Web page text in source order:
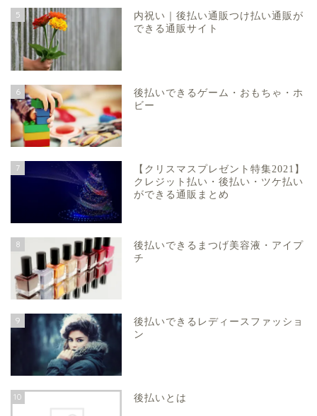
5
内祝い｜後払い通販つけ払い通販が
できる通販サイト
6
後払いできるゲーム・おもちゃ・ホ
ビー
7
【クリスマスプレゼント特集2021】
クレジット払い・後払い・ツケ払い
ができる通販まとめ
8
後払いできるまつげ美容液・アイプ
チ
9
後払いできるレディースファッショ
ン
10 後払いとは